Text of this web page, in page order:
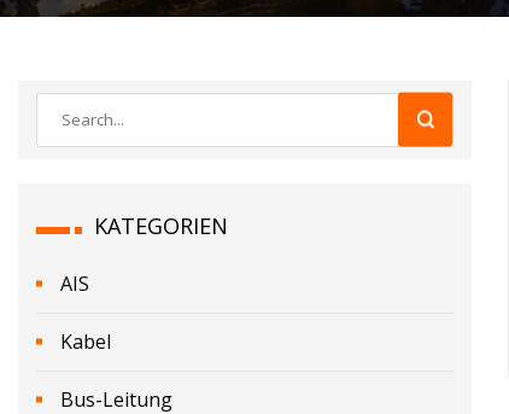
KATEGORIEN
AIS
Kabel
Bus-Leitung